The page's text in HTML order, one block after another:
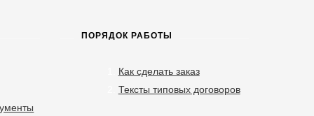
ПОРЯДОК РАБОТЫ
Как сделать заказ
Тексты типовых договоров